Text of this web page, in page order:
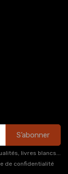
S’abonner
livres blancs...
de confidentialité